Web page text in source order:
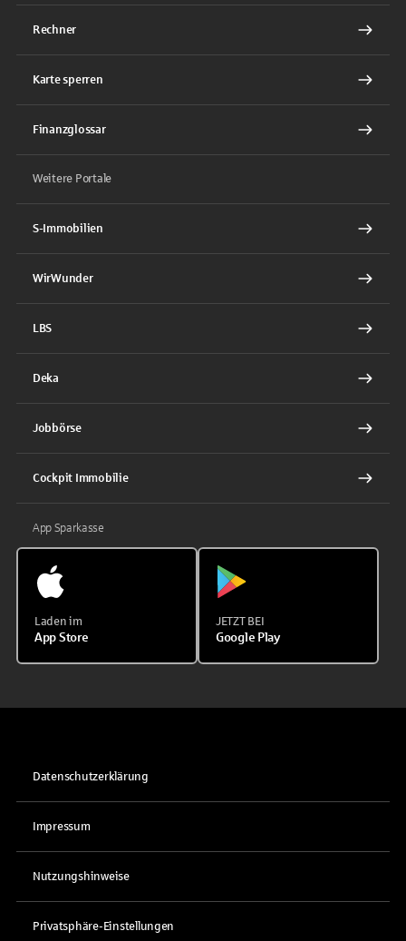
Rechner
Karte sperren
Finanzglossar
Weitere Portale
S-Immobilien
WirWunder
LBS
Deka
Jobbörse
Cockpit Immobilie
App Sparkasse
Laden im
App Store
JETZT BEI
Google Play
Datenschutzerklärung
Impressum
Nutzungshinweise
Privatsphäre-Einstellungen